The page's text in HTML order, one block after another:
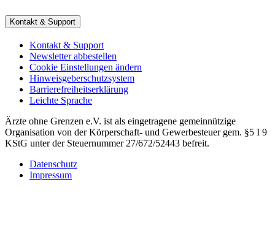
Kontakt & Support
Kontakt & Support
Newsletter abbestellen
Cookie Einstellungen ändern
Hinweisgeberschutzsystem
Barrierefreiheitserklärung
Leichte Sprache
Ärzte ohne Grenzen e.V. ist als eingetragene gemeinnützige
Organisation von der Körperschaft- und Gewerbesteuer gem. §5 I 9
KStG unter der Steuernummer 27/672/52443 befreit.
Datenschutz
Impressum